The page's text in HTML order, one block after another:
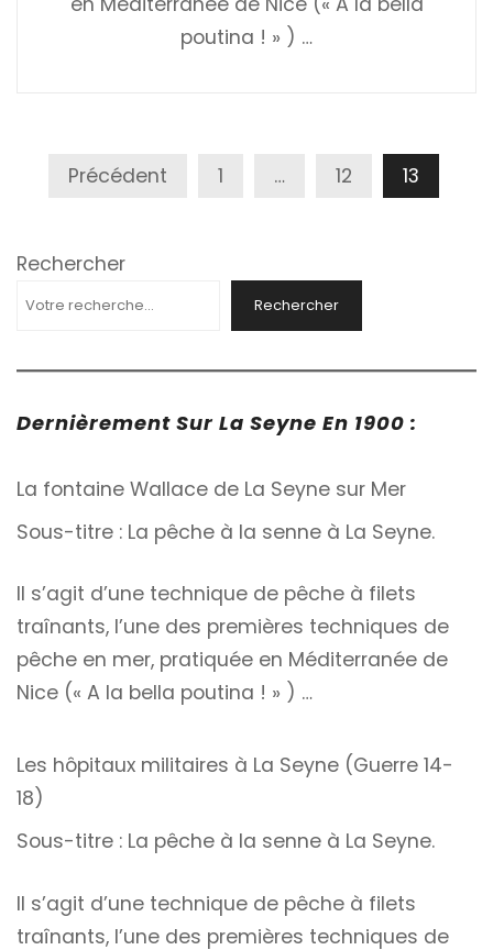
poutina ! » ) …
Pagination
Précédent 1 … 12 13
Rechercher
Rechercher
Dernièrement Sur La Seyne En 1900 :
La fontaine Wallace de La Seyne sur Mer
Sous-titre : La pêche à la senne à La Seyne.
Il s’agit d’une technique de pêche à filets
traînants, l’une des premières techniques de
pêche en mer, pratiquée en Méditerranée de
Nice (« A la bella poutina ! » ) …
Les hôpitaux militaires à La Seyne (Guerre 14-
18)
Sous-titre : La pêche à la senne à La Seyne.
Il s’agit d’une technique de pêche à filets
traînants, l’une des premières techniques de